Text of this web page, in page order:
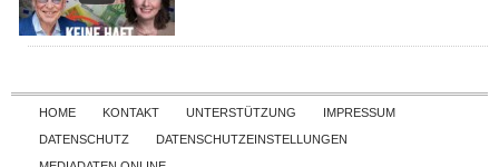
Skip to content
HOME KONTAKT UNTERSTÜTZUNG
IMPRESSUM
DATENSCHUTZ
DATENSCHUTZEINSTELLUNGEN